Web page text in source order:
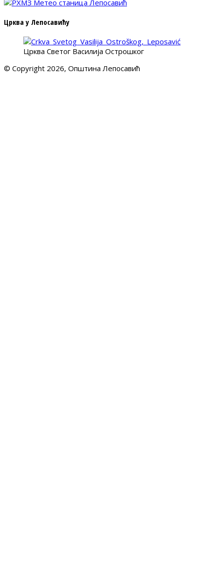
Црква у Лепосавићу
Црква Светог Василија Острошког
© Copyright 2026, Општина Лепосавић